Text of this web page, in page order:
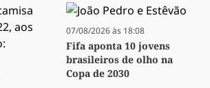
07/08/2026 às 18:08
Fifa aponta 10 jovens
brasileiros de olho na
Copa de 2030